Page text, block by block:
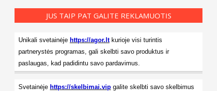
JUS TAIP PAT GALITE REKLAMUOTIS
Unikali svetainėje https://agor.ltkurioje visi turintis
partnerystės programas, gali skelbti savo produktus ir
paslaugas, kad padidintu savo pardavimus.
Svetainėje https://skelbimai.vip galite skelbti savo skelbimus